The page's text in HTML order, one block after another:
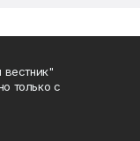
только с